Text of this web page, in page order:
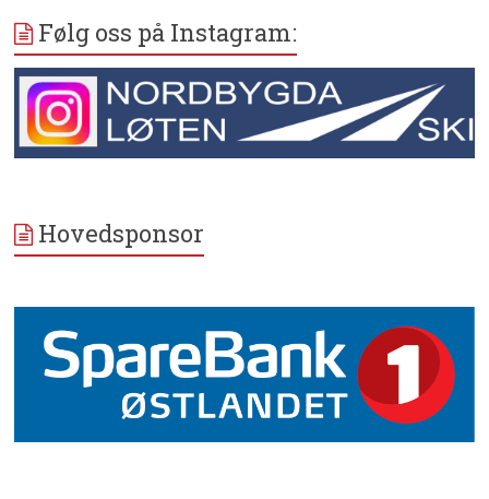
Følg oss på Instagram:
Hovedsponsor